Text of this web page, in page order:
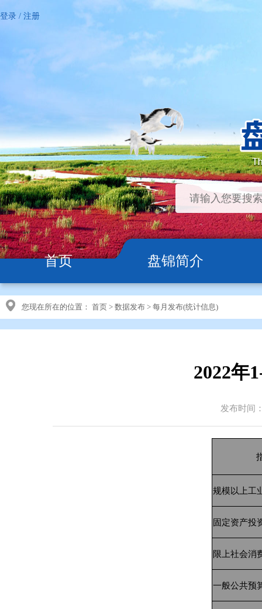
登录 / 注册
首页 盘锦简介
您现在所在的位置： 首页 > 数据发布 > 每月发布(统计信息)
2022年
发布时间
规模以上工
固定资产投
限上社会消
一般公共预